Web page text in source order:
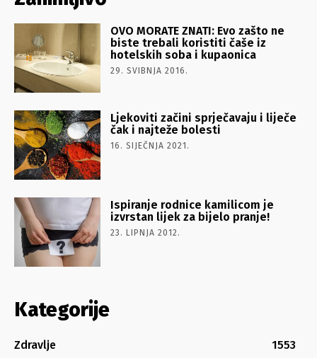
OVO MORATE ZNATI: Evo zašto ne
biste trebali koristiti čaše iz
hotelskih soba i kupaonica
29. SVIBNJA 2016.
Ljekoviti začini sprječavaju i liječe
čak i najteže bolesti
16. SIJEČNJA 2021.
Ispiranje rodnice kamilicom je
izvrstan lijek za bijelo pranje!
23. LIPNJA 2012.
Kategorije
Zdravlje
1553